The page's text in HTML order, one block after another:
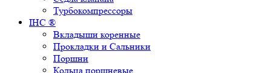
Турбокомпрессоры
IHC ®
Вкладыши коренные
Прокладки и Сальники
Поршни
Кольца поршневые